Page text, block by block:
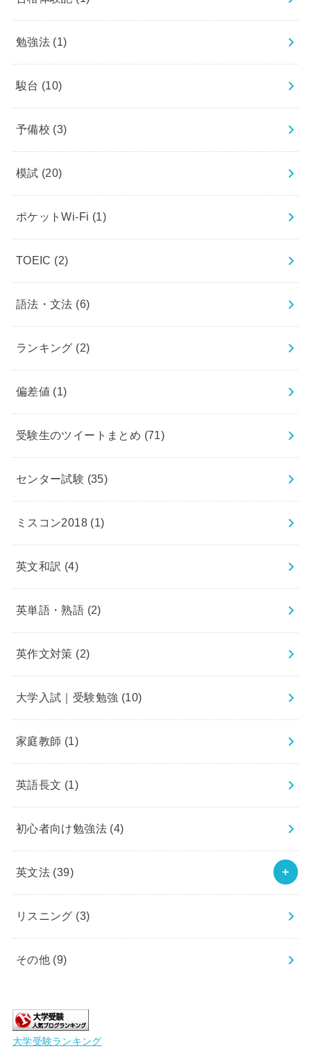
勉強法 (1)
駿台 (10)
予備校 (3)
模試 (20)
ポケットWi-Fi (1)
TOEIC (2)
語法・文法 (6)
ランキング (2)
偏差値 (1)
受験生のツイートまとめ (71)
センター試験 (35)
ミスコン2018 (1)
英文和訳 (4)
英単語・熟語 (2)
英作文対策 (2)
大学入試｜受験勉強 (10)
家庭教師 (1)
英語長文 (1)
初心者向け勉強法 (4)
英文法 (39)
リスニング (3)
その他 (9)
大学受験ランキング